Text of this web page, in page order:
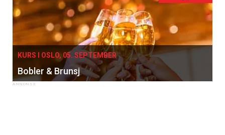
KURS I OSLO, 05. SEPTEMBER
Bobler & Brunsj